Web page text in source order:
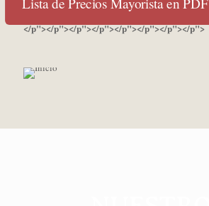
</p"></p"></p"></p"></p"></p"></p"></p">